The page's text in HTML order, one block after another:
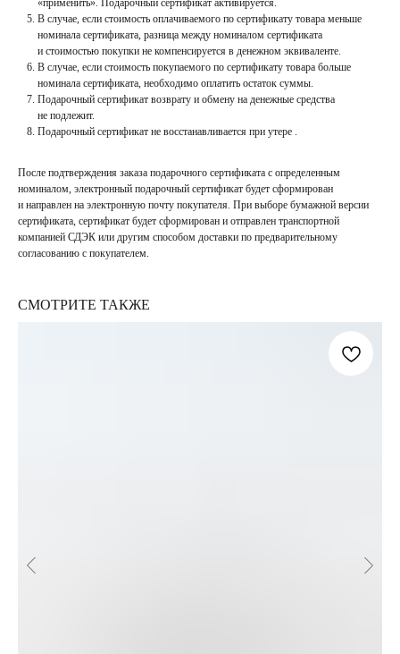
«применить». Подарочный сертификат активируется.
В случае, если стоимость оплачиваемого по сертификату товара меньше
номинала сертификата, разница между номиналом сертификата
и стоимостью покупки не компенсируется в денежном эквиваленте.
В случае, если стоимость покупаемого по сертификату товара больше
номинала сертификата, необходимо оплатить остаток суммы.
Подарочный сертификат возврату и обмену на денежные средства
не подлежит.
Подарочный сертификат не восстанавливается при утере .
После подтверждения заказа подарочного сертификата с определенным
номиналом, электронный подарочный сертификат будет сформирован
и направлен на электронную почту покупателя. При выборе бумажной версии
сертификата, сертификат будет сформирован и отправлен транспортной
компанией СДЭК или другим способом доставки по предварительному
согласованию с покупателем.
СМОТРИТЕ ТАКЖЕ